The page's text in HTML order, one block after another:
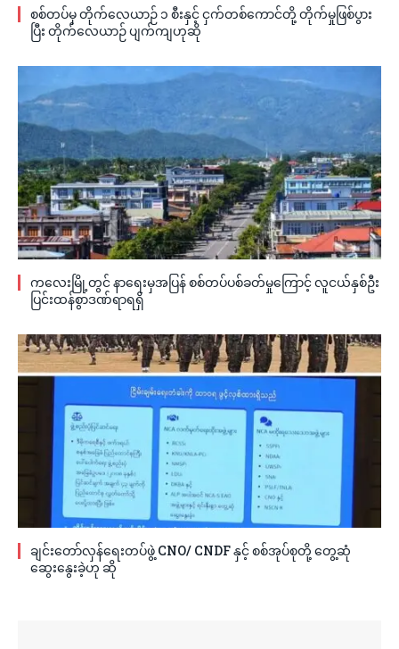
စစ်တပ်မှ တိုက်လေယာဉ် ၁ စီးနှင့် ငှက်တစ်ကောင်တို့ တိုက်မှုဖြစ်ပွား
ပြီး တိုက်လေယာဉ် ပျက်ကျဟုဆို
ကလေးမြို့တွင် နာရေးမှအပြန် စစ်တပ်ပစ်ခတ်မှုကြောင့် လူငယ်နှစ်ဦး
ပြင်းထန်စွာဒဏ်ရာရရှိ
ချင်းတော်လှန်ရေးတပ်ဖွဲ့ CNO/ CNDF နှင့် စစ်အုပ်စုတို့ တွေ့ဆုံ
ဆွေးနွေးခဲ့ဟု ဆို